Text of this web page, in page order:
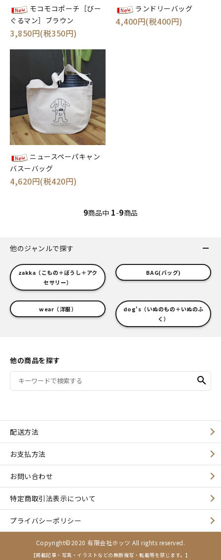
モコモコポーチ［びー
ぐるマン］ブラウン
3,850円(税350円)
ランドリーバッグ
4,400円(税400円)
ニュースペーパキャン
バスーバッグ
4,620円(税420円)
9商品中 1-9商品
他のジャンルで探す
zakka（こもの＋ぼうし＋アク
セサリー）
BAG(バッグ)
wear（洋服）
dog's（いぬのもの＋いぬのふ
く）
他の商品を探す
search
配送方法
お支払方法
お問い合わせ
特定商取引法表示について
プライバシーポリシー
Copyright©2020 有限会社ホッツ All rights reserved.
【掲載記事・写真・イラストなどの無断複写・転載等を禁じます。】